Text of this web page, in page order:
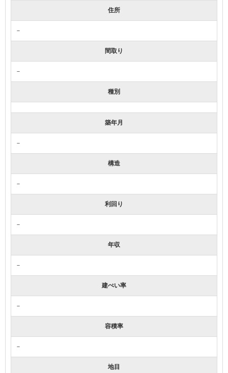
住所
－
間取り
－
種別
築年月
－
構造
－
利回り
－
年収
－
建ぺい率
－
容積率
－
地目